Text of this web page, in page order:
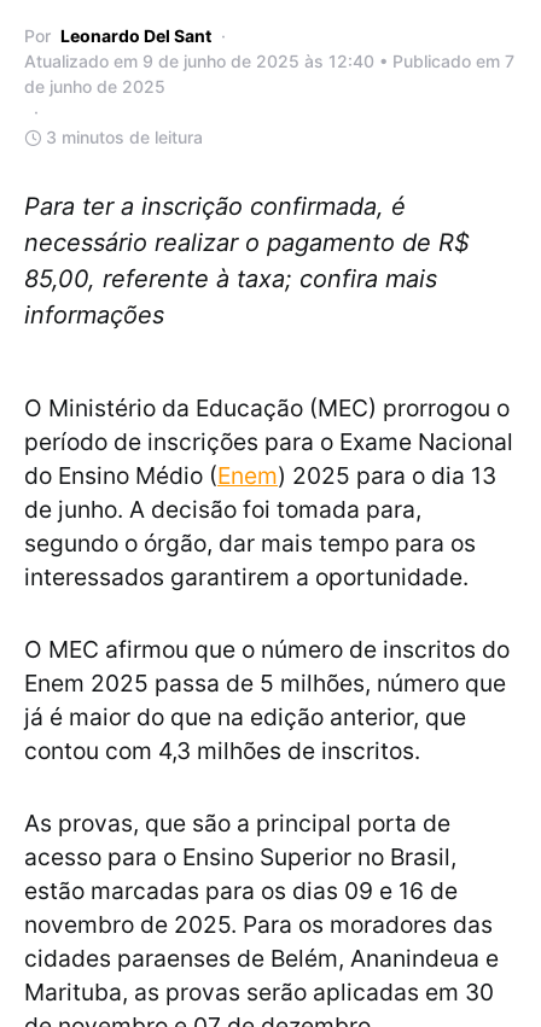
Por Leonardo Del Sant
Atualizado em 9 de junho de 2025 às 12:40 • Publicado em 7
de junho de 2025
3 minutos de leitura
Para ter a inscrição confirmada, é
necessário realizar o pagamento de R$
85,00, referente à taxa; confira mais
informações
O Ministério da Educação (MEC) prorrogou o
período de inscrições para o Exame Nacional
do Ensino Médio (Enem) 2025 para o dia 13
de junho. A decisão foi tomada para,
segundo o órgão, dar mais tempo para os
interessados garantirem a oportunidade.
O MEC afirmou que o número de inscritos do
Enem 2025 passa de 5 milhões, número que
já é maior do que na edição anterior, que
contou com 4,3 milhões de inscritos.
As provas, que são a principal porta de
acesso para o Ensino Superior no Brasil,
estão marcadas para os dias 09 e 16 de
novembro de 2025. Para os moradores das
cidades paraenses de Belém, Ananindeua e
Marituba, as provas serão aplicadas em 30